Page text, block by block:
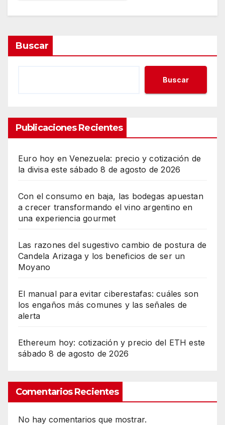
Buscar
Buscar
Publicaciones Recientes
Euro hoy en Venezuela: precio y cotización de
la divisa este sábado 8 de agosto de 2026
Con el consumo en baja, las bodegas apuestan
a crecer transformando el vino argentino en
una experiencia gourmet
Las razones del sugestivo cambio de postura de
Candela Arizaga y los beneficios de ser un
Moyano
El manual para evitar ciberestafas: cuáles son
los engaños más comunes y las señales de
alerta
Ethereum hoy: cotización y precio del ETH este
sábado 8 de agosto de 2026
Comentarios Recientes
No hay comentarios que mostrar.